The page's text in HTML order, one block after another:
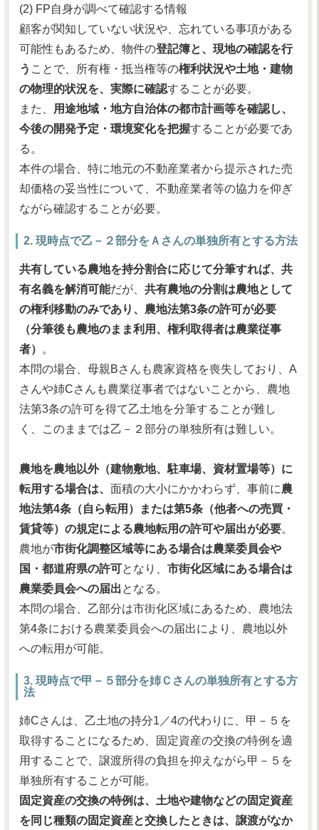
(2) FP自身が調べて確認する情報
顧客が関知していない状況や、忘れている事項がある
可能性もあるため、物件の登記簿と、現地の確認を行
う ことで、所有権・抵当権等の権利状況や土地・建物
の物理的状況を、実際に確認することが必要。
また、
用途地域・地方自治体の都市計画等を確認し、
今後の開発予定・環境変化を把握することが必要であ
る。
本件の場合、特に地元の不動産業者から提示された売
却価格の妥当性について、不動産業者等の協力を仰ぎ
ながら確認することが必要。
2. 現時点で乙－２部分をＡさんの単独所有とする方法
共有している農地を持分割合に応じて分筆すれば、共
有名義を解消可能だが、 共有農地の分割は農地として
の権利移動のみであり、農地法第3条の許可が必要
（分筆後も農地のまま利用、権利取得者は農業従事
者）
。
本問の場合、母親Bさんも農家資格を喪失しており、A
さんや姉Cさんも農業従事者ではないことから、農地
法第3条の許可を得て乙土地を分筆することが難し
く、このままでは乙－２部分の単独所有は難しい。
農地を農地以外（建物敷地、駐車場、資材置場等）に
転用する場合は、 面積の大小にかかわらず、事前に農
地法第4条（自ら転用）または第5条（他者への売買・
賃貸等）の規定による農地転用の許可や届出が必要。
農地が市街化調整区域等にある場合は農業委員会や
国・都道府県の許可となり、 市街化区域にある場合は
農業委員会への届出となる。
本問の場合、乙部分は市街化区域にあるため、農地法
第4条における農業委員会への届出により、農地以外
への転用が可能。
3. 現時点で甲－５部分を姉Ｃさんの単独所有とする方
法
姉Cさんは、乙土地の持分1／4の代わりに、甲－５を
取得することになるため、固定資産の交換の特例を適
用することで、譲渡所得の負担を抑えながら甲－５を
単独所有することが可能。
固定資産の交換の特例は、土地や建物などの固定資産
を同じ種類の固定資産と交換したときは、譲渡がなか